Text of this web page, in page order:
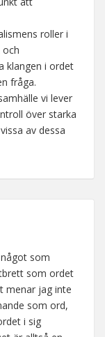
roller i
klangen i ordet
fråga.
vi lever
över starka
av dessa
som
som ordet
menar jag inte
som ord,
i sig